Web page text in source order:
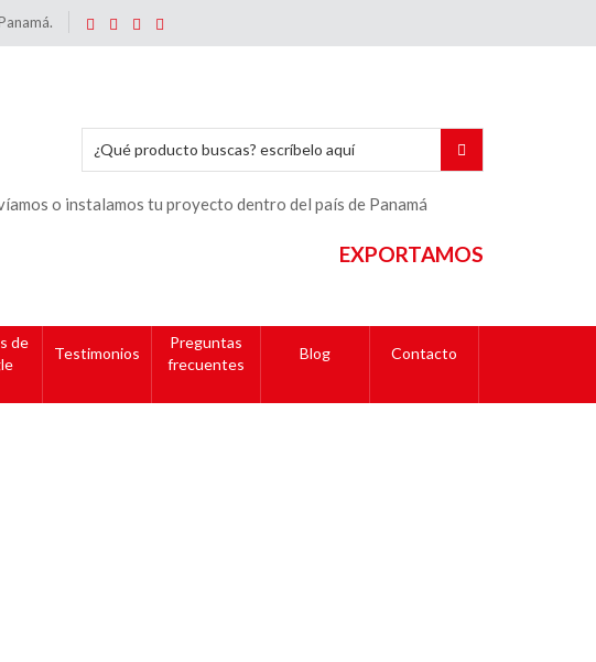
o instalamos tu proyecto dentro del país de Panamá
EXPORTAMOS
de
Testimonios
Preguntas
frecuentes
Blog Contacto